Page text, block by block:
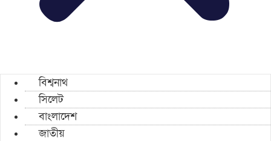
বিশ্বনাথ
সিলেট
বাংলাদেশ
জাতীয়